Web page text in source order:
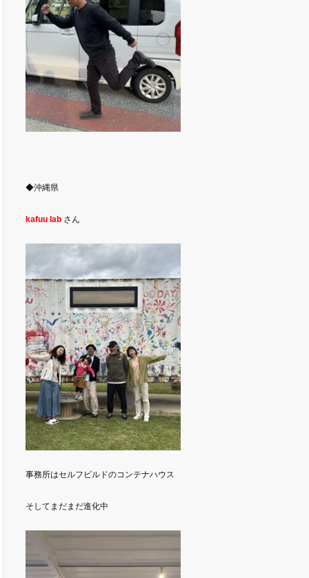
◆沖縄県
kafuu lab さん
事務所はセルフビルドのコンテナハウス
そしてまだまだ進化中